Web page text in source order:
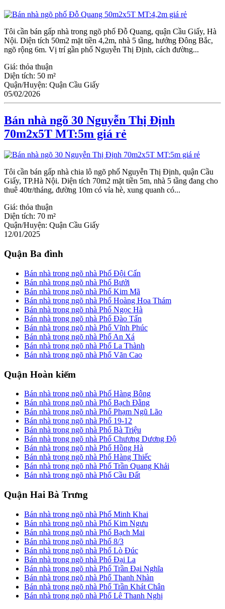
Tôi cần bán gấp nhà trong ngõ phố Đỗ Quang, quận Cầu Giấy, Hà
Nội. Diện tích 50m2 mặt tiền 4,2m, nhà 5 tầng, hướng Đông Bắc,
ngõ rộng 6m. Vị trí gần phố Nguyễn Thị Định, cách đường...
Giá: thỏa thuận
Diện tích: 50 m²
Quận/Huyện: Quận Cầu Giấy
05/02/2026
Bán nhà ngõ 30 Nguyễn Thị Định
70m2x5T MT:5m giá rẻ
Tôi cần bán gấp nhà chia lô ngõ phố Nguyễn Thị Định, quận Cầu
Giấy, TP.Hà Nội. Diện tích 70m2 mặt tiền 5m, nhà 5 tầng đang cho
thuê 40tr/tháng, đường 10m có vỉa hè, xung quanh có...
Giá: thỏa thuận
Diện tích: 70 m²
Quận/Huyện: Quận Cầu Giấy
12/01/2025
Quận Ba đình
Bán nhà trong ngõ nhà Phố Đội Cấn
Bán nhà trong ngõ nhà Phố Bưởi
Bán nhà trong ngõ nhà Phố Kim Mã
Bán nhà trong ngõ nhà Phố Hoàng Hoa Thám
Bán nhà trong ngõ nhà Phố Ngọc Hà
Bán nhà trong ngõ nhà Phố Đào Tấn
Bán nhà trong ngõ nhà Phố Vĩnh Phúc
Bán nhà trong ngõ nhà Phố An Xá
Bán nhà trong ngõ nhà Phố La Thành
Bán nhà trong ngõ nhà Phố Văn Cao
Quận Hoàn kiếm
Bán nhà trong ngõ nhà Phố Hàng Bông
Bán nhà trong ngõ nhà Phố Bạch Đằng
Bán nhà trong ngõ nhà Phố Phạm Ngũ Lão
Bán nhà trong ngõ nhà Phố 19-12
Bán nhà trong ngõ nhà Phố Bà Triệu
Bán nhà trong ngõ nhà Phố Chương Dương Độ
Bán nhà trong ngõ nhà Phố Hồng Hà
Bán nhà trong ngõ nhà Phố Hàng Thiếc
Bán nhà trong ngõ nhà Phố Trần Quang Khải
Bán nhà trong ngõ nhà Phố Cầu Đất
Quận Hai Bà Trưng
Bán nhà trong ngõ nhà Phố Minh Khai
Bán nhà trong ngõ nhà Phố Kim Ngưu
Bán nhà trong ngõ nhà Phố Bạch Mai
Bán nhà trong ngõ nhà Phố 8/3
Bán nhà trong ngõ nhà Phố Lò Đúc
Bán nhà trong ngõ nhà Phố Đại La
Bán nhà trong ngõ nhà Phố Trần Đại Nghĩa
Bán nhà trong ngõ nhà Phố Thanh Nhàn
Bán nhà trong ngõ nhà Phố Trần Khát Chân
Bán nhà trong ngõ nhà Phố Lê Thanh Nghị